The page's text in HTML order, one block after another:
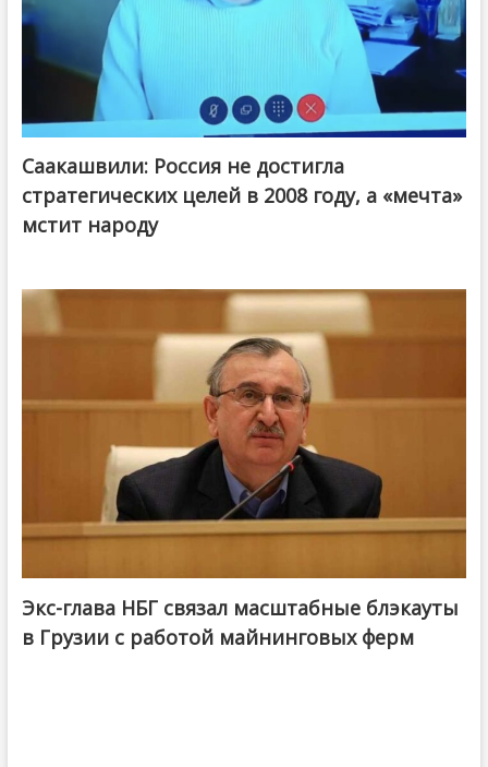
Саакашвили: Россия не достигла
стратегических целей в 2008 году, а «мечта»
мстит народу
Экс-глава НБГ связал масштабные блэкауты
в Грузии с работой майнинговых ферм